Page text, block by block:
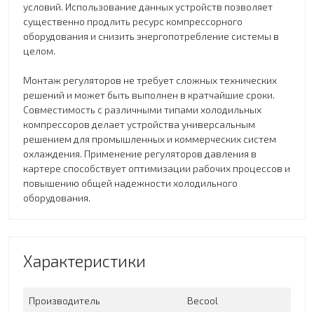
условий. Использование данных устройств позволяет
существенно продлить ресурс компрессорного
оборудования и снизить энергопотребление системы в
целом.
Монтаж регуляторов не требует сложных технических
решений и может быть выполнен в кратчайшие сроки.
Совместимость с различными типами холодильных
компрессоров делает устройства универсальным
решением для промышленных и коммерческих систем
охлаждения. Применение регуляторов давления в
картере способствует оптимизации рабочих процессов и
повышению общей надежности холодильного
оборудования.
Характеристики
Производитель Becool